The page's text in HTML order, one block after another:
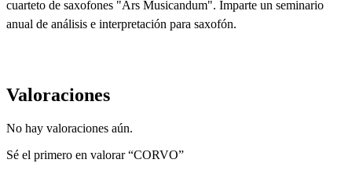
cuarteto de saxofones "Ars Musicandum". Imparte un seminario
anual de análisis e interpretación para saxofón.
Valoraciones
No hay valoraciones aún.
Sé el primero en valorar “CORVO”